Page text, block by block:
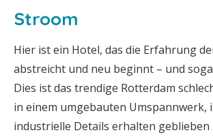
Stroom
Hier ist ein Hotel, das die Erfahrung
abstreicht und neu beginnt – und
Dies ist das trendige Rotterdam
in einem umgebauten Umspannwerk,
industrielle Details erhalten geblieben